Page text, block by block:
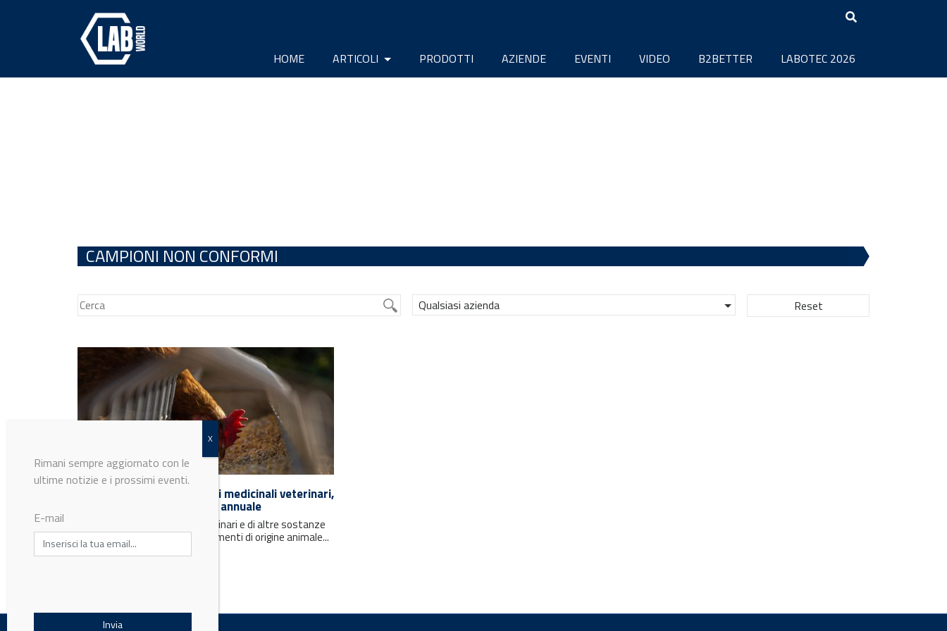
HOME ARTICOLI PRODOTTI AZIENDE EVENTI VIDEO B2BETTER LABOTEC 2026
CAMPIONI NON CONFORMI
Qualsiasi azienda Reset
Monitoraggio dei residui di medicinali veterinari,
EFSA presenta la relazione annuale
I livelli di residui di farmaci veterinari e di altre sostanze
presenti negli animali e negli alimenti di origine animale...
Rimani sempre aggiornato con le
ultime notizie e i prossimi eventi.
E-mail